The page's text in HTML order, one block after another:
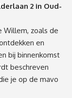
2 in Oud-
Willem, zoals de
en
bij binnenkomst
beschreven
je op de mavo